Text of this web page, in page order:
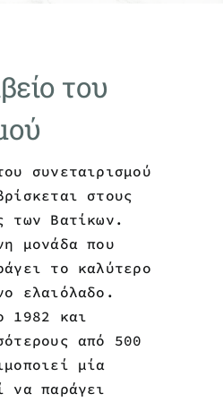
του
συνεταιρισμού
στους
των Βατίκων.
μονάδα που
το καλύτερο
ελαιόλαδο.
1982 και
από 500
μία
να παράγει